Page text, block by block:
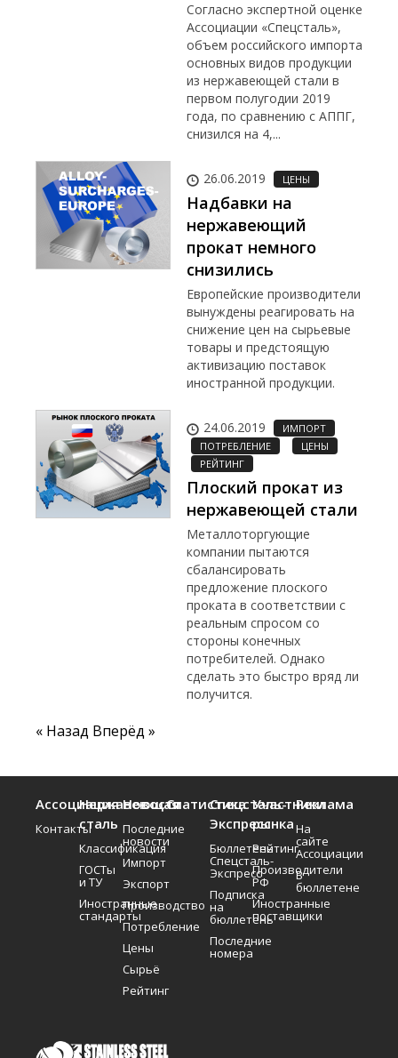
Согласно экспертной оценке
Ассоциации «Спецсталь»,
объем российского импорта
основных видов продукции
из нержавеющей стали в
первом полугодии 2019
года, по сравнению с АППГ,
снизился на 4,...
26.06.2019 ЦЕНЫ
Надбавки на
нержавеющий
прокат немного
снизились
Европейские производители
вынуждены реагировать на
снижение цен на сырьевые
товары и предстоящую
активизацию поставок
иностранной продукции.
24.06.2019
ИМПОРТ
ПОТРЕБЛЕНИЕ
ЦЕНЫ
РЕЙТИНГ
Плоский прокат из
нержавеющей стали
Металлоторгующие
компании пытаются
сбалансировать
предложение плоского
проката в соответствии с
реальным спросом со
стороны конечных
потребителей. Однако
сделать это быстро вряд ли
получится.
« Назад Вперёд »
Ассоциация
Контакты
Нержавеющая
сталь
Классификация
ГОСТы
и ТУ
Иностранные
стандарты
Новости
Последние
новости
Импорт
Экспорт
Производство
Потребление
Цены
Сырьё
Рейтинг
СтатистикаСпецсталь-
Экспресс
Бюллетень
Спецсталь-
Экспресс
Подписка
на
бюллетень
Последние
номера
Участники
рынка
Рейтинг
Производители
РФ
Иностранные
поставщики
Реклама
На
сайте
Ассоциации
В
бюллетене